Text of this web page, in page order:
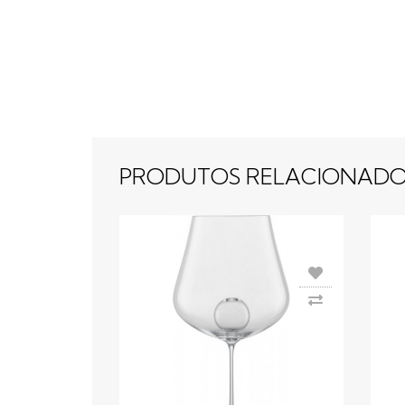
PRODUTOS